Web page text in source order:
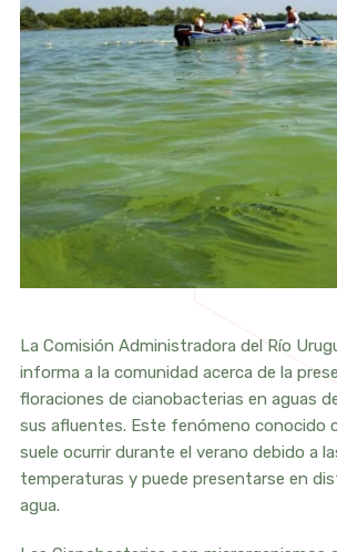
La Comisión Administradora del Río
informa a la comunidad acerca de la
floraciones de cianobacterias en aguas
sus afluentes. Este fenómeno conocido
suele ocurrir durante el verano debido a
temperaturas y puede presentarse en
agua.